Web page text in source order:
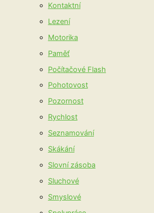
Kontaktní
Lezení
Motorika
Paměť
Počítačové Flash
Pohotovost
Pozornost
Rychlost
Seznamování
Skákání
Slovní zásoba
Sluchové
Smyslové